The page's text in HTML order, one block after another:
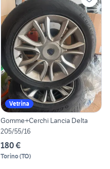
Vetrina
Gomme+Cerchi Lancia Delta
205/55/16
180 €
Torino(TO)